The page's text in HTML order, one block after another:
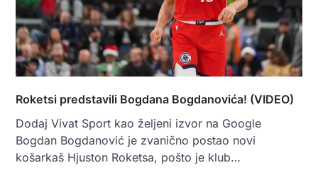
Roketsi predstavili Bogdana Bogdanovića! (VIDEO)
Dodaj Vivat Sport kao željeni izvor na Google
Bogdan Bogdanović je zvanično postao novi
košarkaš Hjuston Roketsa, pošto je klub…